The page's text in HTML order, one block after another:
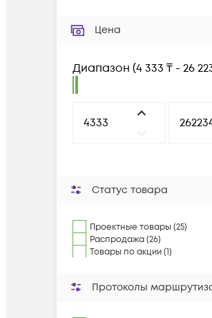
Цена
Диапазон (4 333 ₸ - 26
Статус товара
Проектные товары (25)
Распродажа (26)
Товары по акции (1)
Протоколы